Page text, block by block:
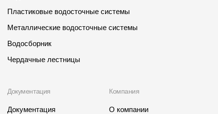
Пластиковые водосточные системы
Металлические водосточные системы
Водосборник
Чердачные лестницы
Документация
Документация
Компания
О компании